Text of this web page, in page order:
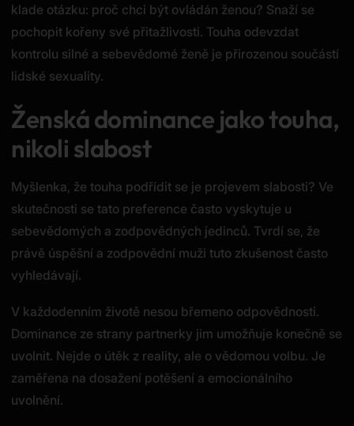
klade otázku: proč chci být ovládán ženou? Snaží se
pochopit kořeny své přitažlivosti. Touha odevzdat
kontrolu silné a sebevědomé ženě je přirozenou součástí
lidské sexuality.
Ženská dominance jako touha,
nikoli slabost
Myšlenka, že touha podřídit se je projevem slabosti? Ve
skutečnosti se tato preference často vyskytuje u
sebevědomých a zodpovědných jedinců. Tvrdí se, že
právě úspěšní a zodpovědní muži tuto zkušenost často
vyhledávají.
V každodenním životě nesou břemeno odpovědnosti.
Dominance ze strany partnerky jim umožňuje konečně se
uvolnit. Nejde o útěk z reality, ale o vědomou volbu. Je
zaměřena na dosažení potěšení a emocionálního
uvolnění.